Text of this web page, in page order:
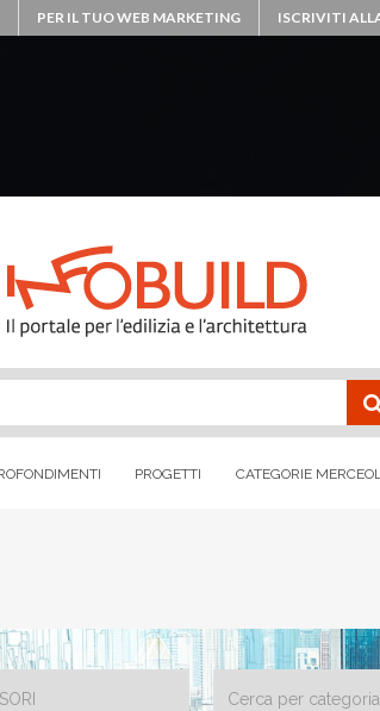
PER IL TUO WEB MARKETING ISCRIVITI
PROGETTI CATEGORIE